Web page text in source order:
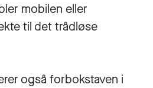
mobilen eller
til det trådløse
også forbokstaven i